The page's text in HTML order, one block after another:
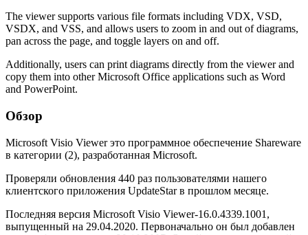
The viewer supports various file formats including VDX, VSD,
VSDX, and VSS, and allows users to zoom in and out of diagrams,
pan across the page, and toggle layers on and off.
Additionally, users can print diagrams directly from the viewer and
copy them into other Microsoft Office applications such as Word
and PowerPoint.
Обзор
Microsoft Visio Viewer это программное обеспечение Shareware
в категории (2), разработанная Microsoft.
Проверяли обновления 440 раз пользователями нашего
клиентского приложения UpdateStar в прошлом месяце.
Последняя версия Microsoft Visio Viewer-16.0.4339.1001,
выпущенный на 29.04.2020. Первоначально он был добавлен